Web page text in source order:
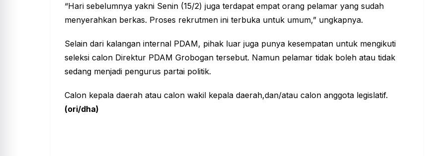
“Hari sebelumnya yakni Senin (15/2) juga terdapat empat orang pelamar yang sudah
menyerahkan berkas. Proses rekrutmen ini terbuka untuk umum,” ungkapnya.
Selain dari kalangan internal PDAM, pihak luar juga punya kesempatan untuk mengikuti
seleksi calon Direktur PDAM Grobogan tersebut. Namun pelamar tidak boleh atau tidak
sedang menjadi pengurus partai politik.
Calon kepala daerah atau calon wakil kepala daerah,dan/atau calon anggota legislatif.
(ori/dha)